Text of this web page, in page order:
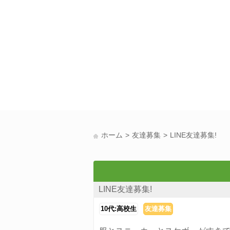
ホーム 友達募集 LINE友達募集!
LINE友達募集!
10代:高校生 友達募集